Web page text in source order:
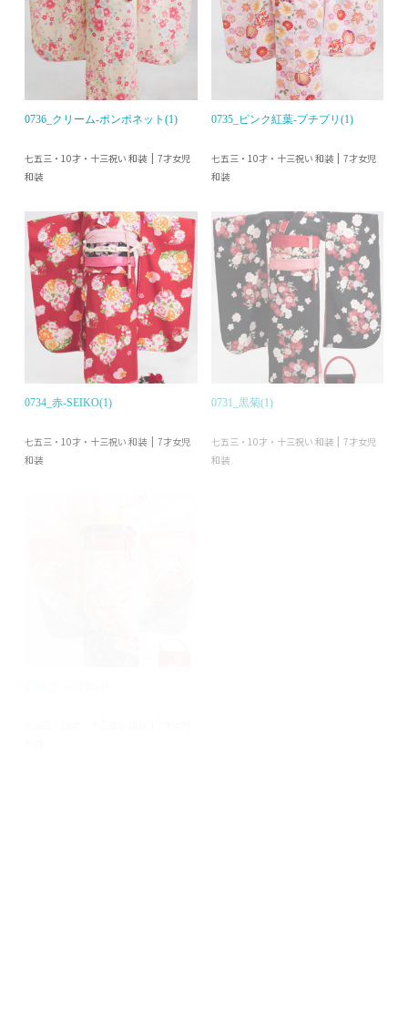
0736_クリーム-ポンポネット(1)
七五三・10才・十三祝い 和装
7才女児
和装
0735_ピンク紅葉-プチプリ(1)
七五三・10才・十三祝い 和装
7才女児
和装
0734_赤-SEIKO(1)
七五三・10才・十三祝い 和装
7才女児
和装
0731_黒菊(1)
七五三・10才・十三祝い 和装
7才女児
和装